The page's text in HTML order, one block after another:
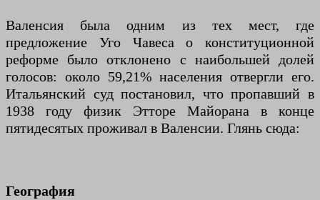
Валенсия была одним из тех мест, где
предложение Уго Чавеса о конституционной
реформе было отклонено с наибольшей долей
голосов: около 59,21% населения отвергли его.
Итальянский суд постановил, что пропавший в
1938 году физик Этторе Майорана в конце
пятидесятых проживал в Валенсии. Глянь сюда:
География